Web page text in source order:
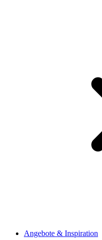
Angebote & Inspiration